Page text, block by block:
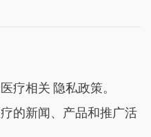
疗相关 隐私政策。
的新闻、产品和推广活